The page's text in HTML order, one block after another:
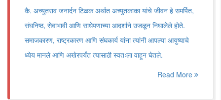
कै. अच्युतराव जनार्दन टिळक अर्थात अच्युतकाका यांचे जीवन हे समर्पित,
संघनिष्ठ, सेवाभावी आणि साधेपणाच्या आदर्शाने उजळून निघालेले होते.
समाजकारण, राष्ट्रकारण आणि संघकार्य यांना त्यांनी आपल्या आयुष्याचे
ध्येय मानले आणि अखेरपर्यंत त्यासाठी स्वतःला वाहून घेतले.
Read More